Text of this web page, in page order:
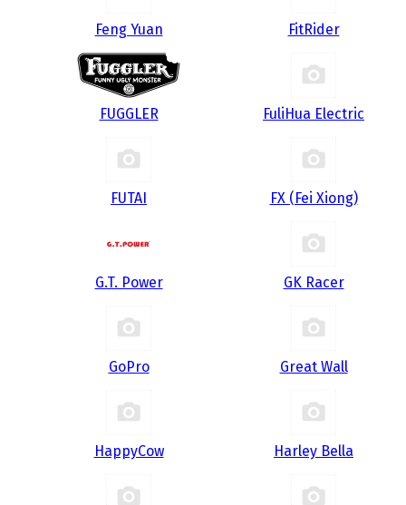
Feng Yuan FitRider
FUGGLER FuliHua Electric
FUTAI FX (Fei Xiong)
G.T. Power GK Racer
GoPro Great Wall
HappyCow Harley Bella